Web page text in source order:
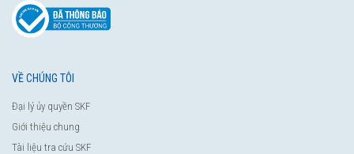
VỀ CHÚNG TÔI
Đại lý ủy quyền SKF
Giới thiệu chung
Tài liệu tra cứu SKF